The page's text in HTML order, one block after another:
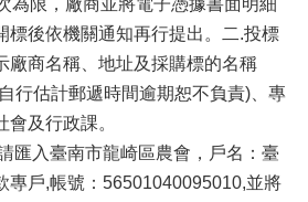
為限，廠商並將電子憑據書面明細
標後依機關通知再行提出。二.投標
廠商名稱、地址及採購標的名稱
行估計郵遞時間逾期恕不負責)、專
及行政課。
匯入臺南市龍崎區農會，戶名：臺
專戶,帳號：56501040095010,並將